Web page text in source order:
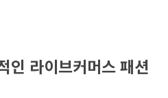
인 라이브커머스 패션